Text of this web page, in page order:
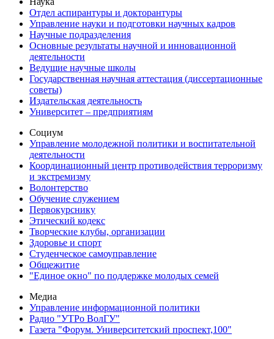
Отдел аспирантуры и докторантуры
Управление науки и подготовки научных кадров
Научные подразделения
Основные результаты научной и инновационной
деятельности
Ведущие научные школы
Государственная научная аттестация (диссертационные
советы)
Издательская деятельность
Университет – предприятиям
Социум
Управление молодежной политики и воспитательной
деятельности
Координационный центр противодействия терроризму
и экстремизму
Волонтерство
Обучение служением
Первокурснику
Этический кодекс
Творческие клубы, организации
Здоровье и спорт
Студенческое самоуправление
Общежитие
"Единое окно" по поддержке молодых семей
Медиа
Управление информационной политики
Радио "УТРо ВолГУ"
Газета "Форум. Университетский проспект,100"